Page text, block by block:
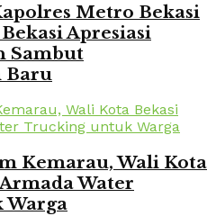
Metro Bekasi
Apresiasi
Sambut
Baru
Kemarau, Wali Kota
Armada Water